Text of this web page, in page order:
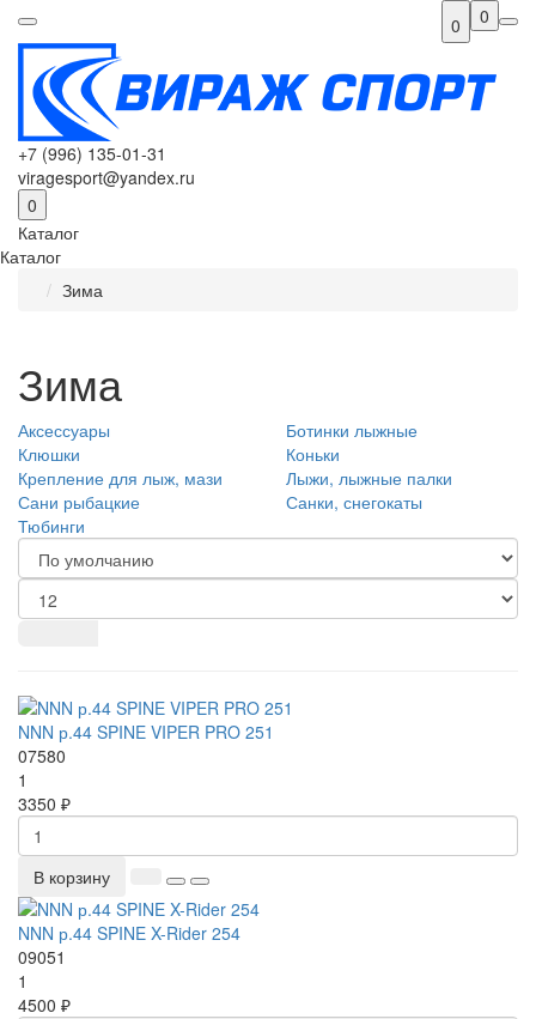
0
0
+7 (996) 135-01-31
viragesport@yandex.ru
0
Каталог
Каталог
Зима
Зима
Аксессуары
Ботинки лыжные
Клюшки
Коньки
Крепление для лыж, мази
Лыжи, лыжные палки
Сани рыбацкие
Санки, снегокаты
Тюбинги
NNN р.44 SPINE VIPER PRO 251
07580
1
3350 ₽
В корзину
NNN р.44 SPINE X-Rider 254
09051
1
4500 ₽